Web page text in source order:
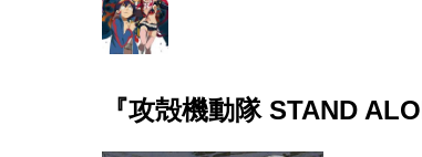
『攻殻機動隊 STAND